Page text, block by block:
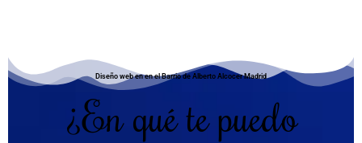
Diseño web en en el Barrio de Alberto Alcocer Madrid
¿En qué te puedo